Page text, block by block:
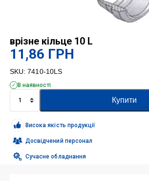
врізне кільце 10 L
11,86 ГРН
SKU: 7410-10LS
В наявності
кільце
10
L
кількість
Купити
Висока якість продукції
Досвідчений персонал
Сучасне обладнання